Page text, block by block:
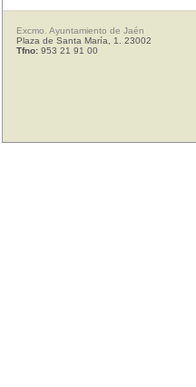
Excmo. Ayuntamiento de Jaén
Plaza de Santa María, 1. 23002
Tfno: 953 21 91 00